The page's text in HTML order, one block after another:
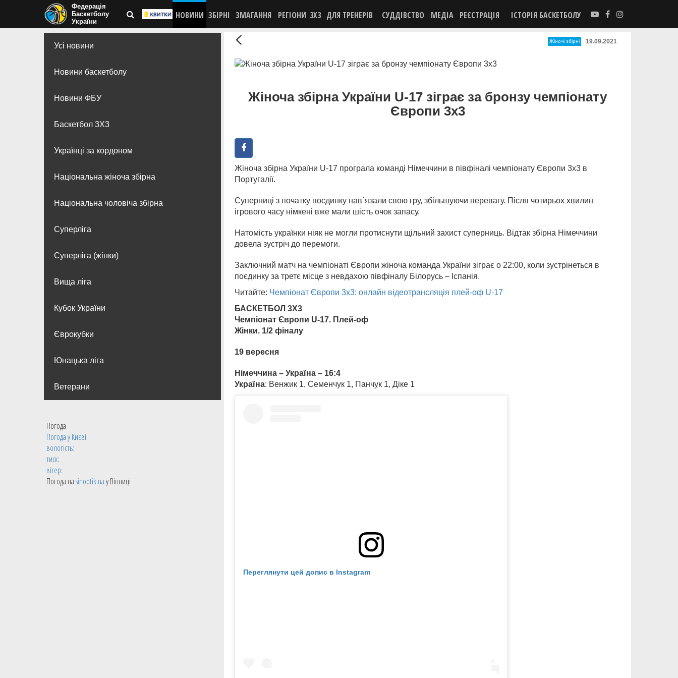
Федерація
Баскетболу
України
НОВИНИ ЗБІРНІ ЗМАГАННЯ РЕГІОНИ 3X3 ДЛЯ ТРЕНЕРІВ СУДДІВСТВО МЕДІА РЕЄСТРАЦІЯ ІСТОРІЯ БАСКЕТБОЛУ
Усі новини
Новини баскетболу
Новини ФБУ
Баскетбол 3Х3
Українці за кордоном
Національна жіноча збірна
Національна чоловіча збірна
Суперліга
Суперліга (жінки)
Вища лiга
Кубок України
Єврокубки
Юнацька ліга
Ветерани
Погода
Погода уКиєві
вологість:
тиск:
вітер:
Погода наsinoptik.uaу Вінниці
Жіночі збірні 19.09.2021
Жіноча збірна України U-17 зіграє за бронзу чемпіонату
Європи 3х3
Жіноча збірна України U-17 програла команді Німеччини в півфіналі чемпіонату Європи 3х3 в
Португалії.
Суперниці з початку поєдинку нав`язали свою гру, збільшуючи перевагу. Після чотирьох хвилин
ігрового часу німкені вже мали шість очок запасу.
Натомість українки ніяк не могли протиснути щільний захист суперниць. Відтак збірна Німеччини
довела зустріч до перемоги.
Заключний матч на чемпіонаті Європи жіноча команда України зіграє о 22:00, коли зустрінеться в
поєдинку за третє місце з невдахою півфіналу Білорусь – Іспанія.
Читайте: Чемпіонат Європи 3х3: онлайн відеотрансляція плей-оф U-17
БАСКЕТБОЛ 3Х3
Чемпіонат Європи U-17. Плей-оф
Жінки. 1/2 фіналу
19 вересня
Німеччина – Україна – 16:4
Україна: Венжик 1, Семенчук 1, Панчук 1, Діке 1
Переглянути цей допис в Instagram